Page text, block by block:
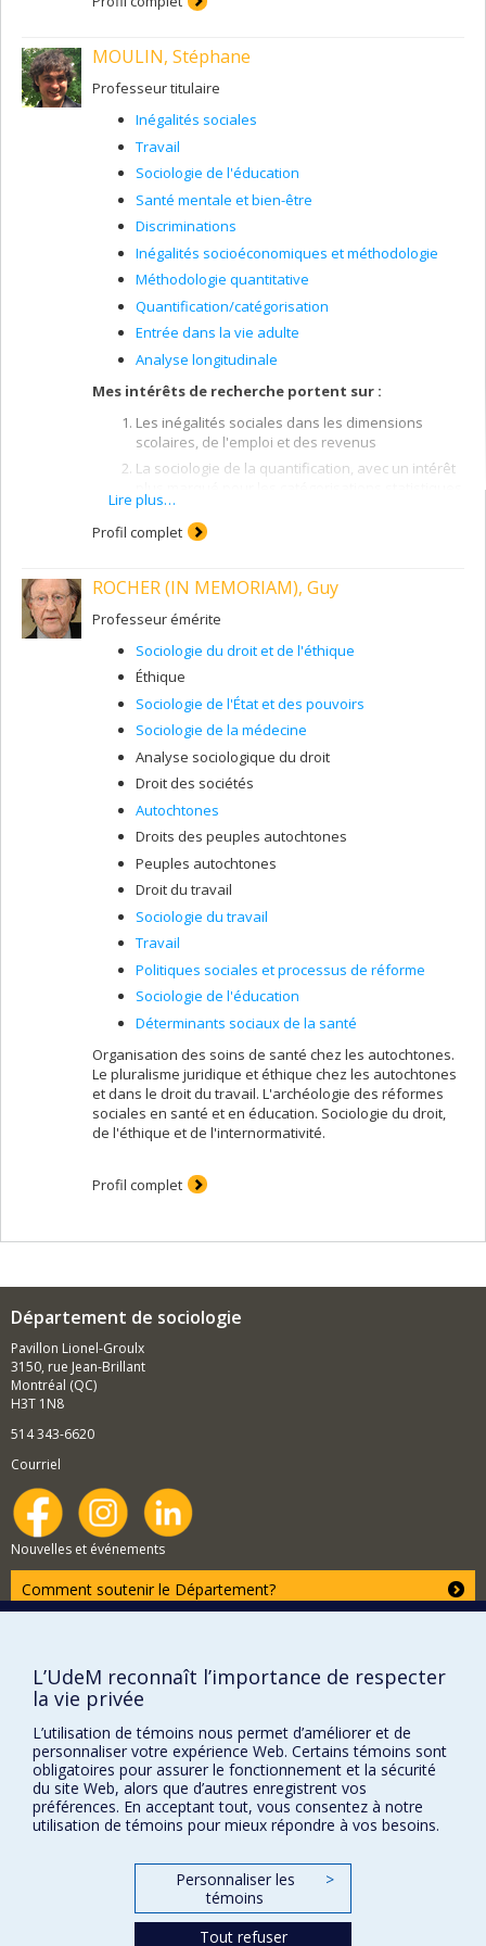
familiales au Québec". Quelques sujets abordés dans
contemporaine, l'enfance et la vieillesse dans la mire
intergénérationnelle, les liens entre frères et soeurs, la
migration familiale, la reproduction et la bio-politique
des populations.
MOULIN, Stéphane
Professeur titulaire
Inégalités sociales
Travail
Sociologie de l'éducation
Santé mentale et bien-être
Discriminations
Inégalités socioéconomiques et méthodologie
Méthodologie quantitative
Quantification/catégorisation
Entrée dans la vie adulte
Analyse longitudinale
Mes intérêts de recherche portent sur :
Les inégalités sociales dans les dimensions
scolaires, de l'emploi et des revenus
La sociologie de la quantification, avec un intérêt
dans les champs de l'éducation, de l'emploi et de
la stratification sociale
Lire plus…
Profil complet
ROCHER (IN MEMORIAM), Guy
Professeur émérite
Sociologie du droit et de l'éthique
Éthique
Sociologie de l'État et des pouvoirs
Sociologie de la médecine
Analyse sociologique du droit
Droit des sociétés
Autochtones
Droits des peuples autochtones
Peuples autochtones
Droit du travail
Sociologie du travail
Travail
Politiques sociales et processus de réforme
Sociologie de l'éducation
Déterminants sociaux de la santé
Organisation des soins de santé chez les autochtones.
Le pluralisme juridique et éthique chez les autochtones
et dans le droit du travail. L'archéologie des réformes
sociales en santé et en éducation. Sociologie du droit,
de l'éthique et de l'internormativité.
Profil complet
Département de sociologie
Pavillon Lionel-Groulx
3150, rue Jean-Brillant
Montréal (QC)
H3T 1N8
514 343-6620
Courriel
Nouvelles et événements
Comment soutenir le Département?
Signaler une erreur
FACULTÉ DES ARTS ET DES SCIENCES
Nos départements et écoles
Nos centres d'études
L’UdeM reconnaît l’importance de respecter
la vie privée
L’utilisation de témoins nous permet d’améliorer et de
personnaliser votre expérience Web. Certains témoins sont
obligatoires pour assurer le fonctionnement et la sécurité
du site Web, alors que d’autres enregistrent vos
préférences. En acceptant tout, vous consentez à notre
utilisation de témoins pour mieux répondre à vos besoins.
Personnaliser les
témoins
>
Tout refuser